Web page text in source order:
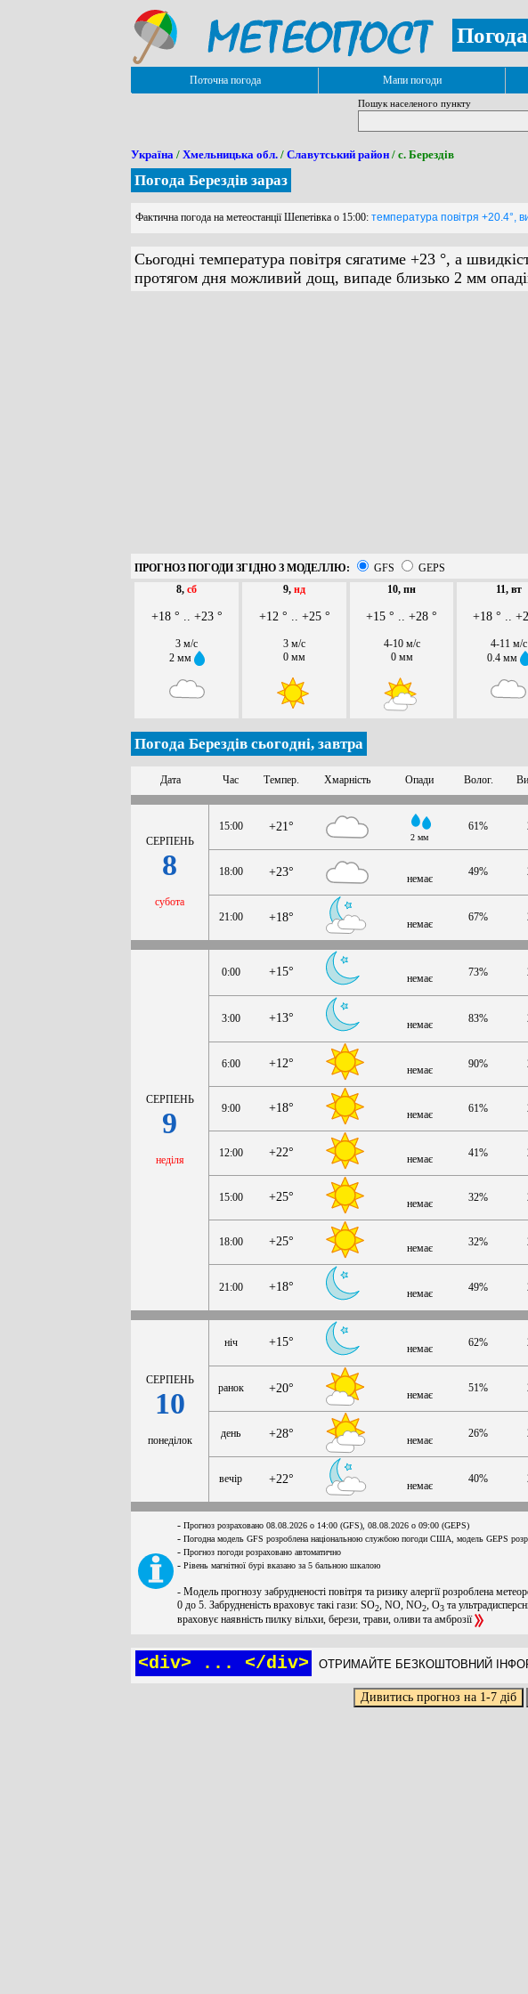
Поточна погода Мапи погоди
Пошук населеного пункту
Україна / Хмельницька обл. / Славутський район / с. Берездів
Погода Берездів зараз
Фактична погода на метеостанції Шепетівка о 15:00: температура повітря +20.4°,
Сьогодні температура повітря сягатиме +23 °, а
протягом дня можливий дощ, випаде близько 2 мм
ПРОГНОЗ ПОГОДИ ЗГІДНО З МОДЕЛЛЮ: GFS
GEPS
8, сб
+18 ° .. +23 °
3 м/с
2 мм
9, нд
+12 ° .. +25 °
3 м/с
0 мм
10, пн
+15 ° .. +28 °
4-10 м/с
0 мм
11, вт
+18 ° ..
4-11 м/с
0.4 мм
Погода Берездів сьогодні, завтра
Дата Час Темпер. Хмарність Опади Волог.
СЕРПЕНЬ
8
субота
15:00 +21°
2 мм
61%
18:00 +23° немає
49%
21:00 +18° немає
67%
СЕРПЕНЬ
9
неділя
0:00 +15° немає 73%
3:00 +13° немає 83%
6:00 +12° немає 90%
9:00 +18° немає 61%
12:00 +22° немає 41%
15:00 +25° немає 32%
18:00 +25° немає 32%
21:00 +18° немає 49%
СЕРПЕНЬ
10
понеділок
ніч +15° немає 62%
ранок +20° немає
51%
день +28° немає
26%
вечір +22° немає
40%
- Прогноз розраховано 08.08.2026 о 14:00 (GFS), 08.08.2026 о 09:00 (GEPS)
- Погодна модель GFS розроблена національною службою погоди США, модель GEPS
- Прогноз погоди розраховано автоматично
- Рівень магнітної бурі вказано за 5 бальною шкалою
- Модель прогнозу забрудненості повітря та ризику алергії розроблена
0 до 5. Забрудненість враховує такі гази: SO2 , NO, NO2 , O3 та
враховує наявність пилку вільхи, берези, трави, оливи та амброзії
<div> ... </div> ОТРИМАЙТЕ БЕЗКОШТОВНИЙ